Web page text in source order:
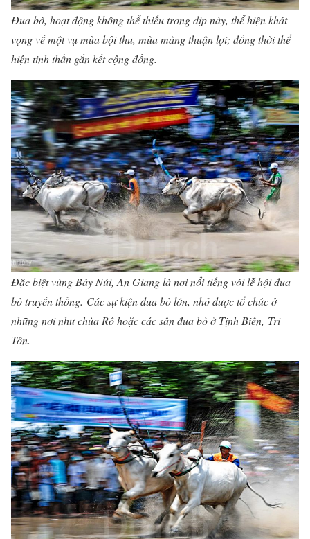
Đua bò, hoạt động không thể thiếu trong dịp này, thể hiện khát
vọng về một vụ mùa bội thu, mùa màng thuận lợi; đồng thời thể
hiện tinh thần gắn kết cộng đồng.
Đặc biệt vùng Bảy Núi, An Giang là nơi nổi tiếng với lễ hội đua
bò truyền thống. Các sự kiện đua bò lớn, nhỏ được tổ chức ở
những nơi như chùa Rô hoặc các sân đua bò ở Tịnh Biên, Tri
Tôn.